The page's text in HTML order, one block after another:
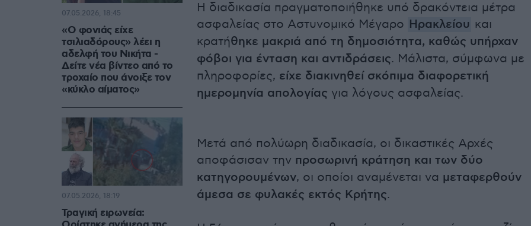
Η διαδικασία πραγματοποιήθηκε υπό δρακόντεια μέτρα
ασφαλείας στο Αστυνομικό Μέγαρο Ηρακλείου και
κρατήθηκε μακριά από τη δημοσιότητα, καθώς υπήρχαν
φόβοι για ένταση και αντιδράσεις. Μάλιστα, σύμφωνα με
πληροφορίες, είχε διακινηθεί σκόπιμα διαφορετική
ημερομηνία απολογίας για λόγους ασφαλείας.
Μετά από πολύωρη διαδικασία, οι δικαστικές Αρχές
αποφάσισαν την προσωρινή κράτηση και των δύο
κατηγορουμένων, οι οποίοι αναμένεται να μεταφερθούν
άμεσα σε φυλακές εκτός Κρήτης.
«Ο φονιάς είχε
τσιλιαδόρους» λέει η
αδελφή του Νικήτα -
Δείτε νέα βίντεο από το
τροχαίο που άνοιξε τον
«κύκλο αίματος»
07.05.2026, 18:45
Τραγική ειρωνεία:
07.05.2026, 18:19